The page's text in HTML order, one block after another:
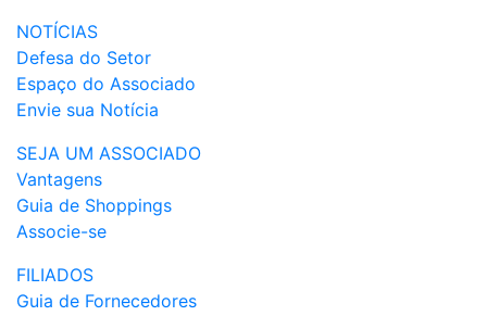
NOTÍCIAS
Defesa do Setor
Espaço do Associado
Envie sua Notícia
SEJA UM ASSOCIADO
Vantagens
Guia de Shoppings
Associe-se
FILIADOS
Guia de Fornecedores